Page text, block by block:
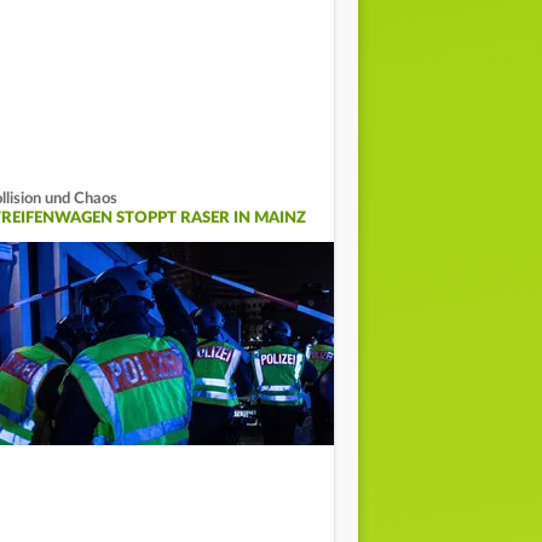
und Chaos
STOPPT RASER IN MAINZ